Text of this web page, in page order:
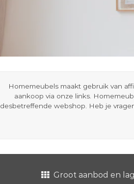
Homemeubels maakt gebruik van
aankoop via onze links.
desbetreffende webshop. Heb je
Groot aanbod en